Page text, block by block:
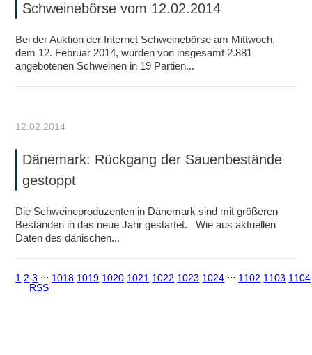
Schweinebörse vom 12.02.2014
Bei der Auktion der Internet Schweinebörse am Mittwoch,
dem 12. Februar 2014, wurden von insgesamt 2.881
angebotenen Schweinen in 19 Partien...
12.02.2014
Dänemark: Rückgang der Sauenbestände
gestoppt
Die Schweineproduzenten in Dänemark sind mit größeren
Beständen in das neue Jahr gestartet. Wie aus aktuellen
Daten des dänischen...
1 2 3 ⋅⋅⋅ 1018 1019 1020 1021 1022 1023 1024 ⋅⋅⋅ 1102 1103 1104
RSS